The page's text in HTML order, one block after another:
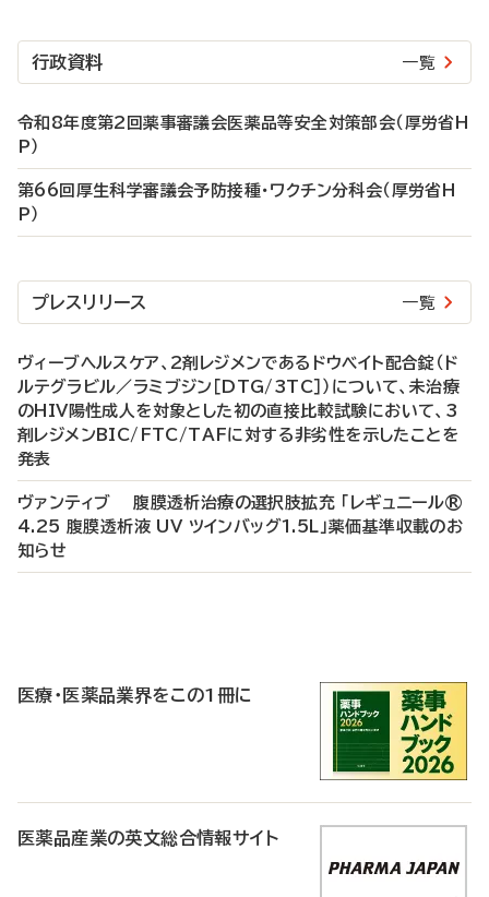
行政資料 一覧
令和8年度第2回薬事審議会医薬品等安全対策部会（厚労省H
P）
第66回厚生科学審議会予防接種・ワクチン分科会（厚労省H
P）
プレスリリース 一覧
ヴィーブヘルスケア、2剤レジメンであるドウベイト配合錠（ド
ルテグラビル／ラミブジン［DTG/3TC］）について、未治療
のHIV陽性成人を対象とした初の直接比較試験において、3
剤レジメンBIC/FTC/TAFに対する非劣性を示したことを
発表
ヴァンティブ 腹膜透析治療の選択肢拡充 「レギュニール®
4.25 腹膜透析液 UV ツインバッグ1.5L」薬価基準収載のお
知らせ
医療・医薬品業界をこの1冊に
医薬品産業の英文総合情報サイト